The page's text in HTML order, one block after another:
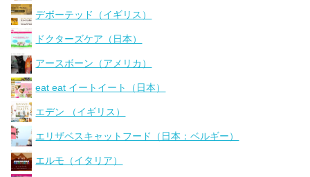
デボーテッド（イギリス）
ドクターズケア（日本）
アースボーン（アメリカ）
eat eat イートイート（日本）
エデン （イギリス）
エリザベスキャットフード（日本：ベルギー）
エルモ（イタリア）